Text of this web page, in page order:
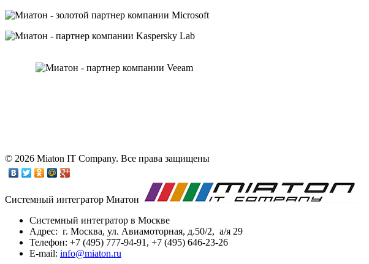
© 2026 Miaton IT Company. Все права защищены
Системный интегратор Миатон
Системный интегратор в Москве
Адрес: г. Москва, ул. Авиамоторная, д.50/2, а/я 29
Телефон: +7 (495) 777-94-91, +7 (495) 646-23-26
E-mail: info@miaton.ru